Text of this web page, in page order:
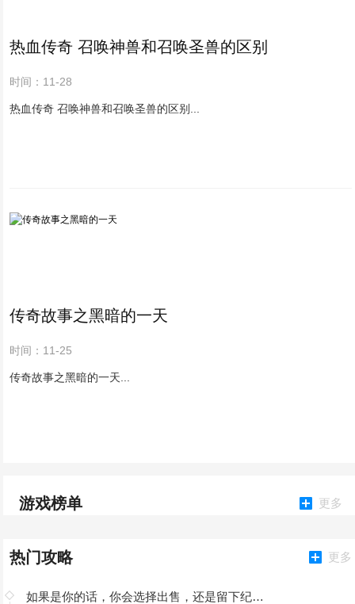
热血传奇 召唤神兽和召唤圣兽的区别
时间：11-28
热血传奇 召唤神兽和召唤圣兽的区别...
传奇故事之黑暗的一天
时间：11-25
传奇故事之黑暗的一天...
游戏榜单 更多
热门攻略 更多
如果是你的话，你会选择出售，还是留下纪念青春呢